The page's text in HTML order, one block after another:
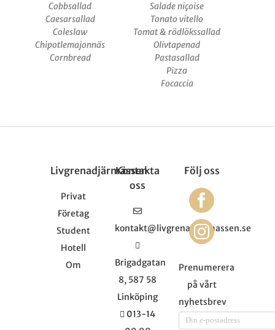
Cobbsallad
Caesarsallad
Coleslaw
Chipotlemajonnäs
Cornbread
Salade niçoise
Tonato vitello
Tomat & rödlökssallad
Olivtapenad
Pastasallad
Pizza
Focaccia
Livgrenadjärmässen
Privat
Företag
Student
Hotell
Om
Kontakta
oss
kontakt@livgrenadjarmassen.se
Brigadgatan
8, 587 58
Linköping
013-14
Följ oss
Prenumerera
på vårt
nyhetsbrev